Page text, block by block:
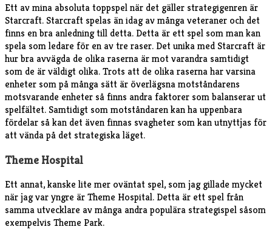
Ett av mina absoluta toppspel när det gäller strategigenren är
Starcraft. Starcraft spelas än idag av många veteraner och det
finns en bra anledning till detta. Detta är ett spel som man kan
spela som ledare för en av tre raser. Det unika med Starcraft är
hur bra avvägda de olika raserna är mot varandra samtidigt
som de är väldigt olika. Trots att de olika raserna har varsina
enheter som på många sätt är överlägsna motståndarens
motsvarande enheter så finns andra faktorer som balanserar ut
spelfältet. Samtidigt som motståndaren kan ha uppenbara
fördelar så kan det även finnas svagheter som kan utnyttjas för
att vända på det strategiska läget.
Theme Hospital
Ett annat, kanske lite mer oväntat spel, som jag gillade mycket
när jag var yngre är Theme Hospital. Detta är ett spel från
samma utvecklare av många andra populära strategispel såsom
exempelvis Theme Park.